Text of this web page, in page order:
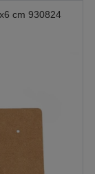
cm 930824